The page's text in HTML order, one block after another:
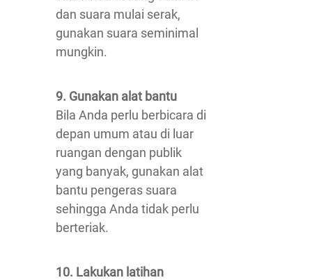
dan suara mulai serak,
gunakan suara seminimal
mungkin.
9. Gunakan alat bantu
Bila Anda perlu berbicara di
depan umum atau di luar
ruangan dengan publik
yang banyak, gunakan alat
bantu pengeras suara
sehingga Anda tidak perlu
berteriak.
10. Lakukan latihan